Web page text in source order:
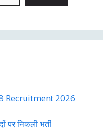
Recruitment 2026
पर निकली भर्ती